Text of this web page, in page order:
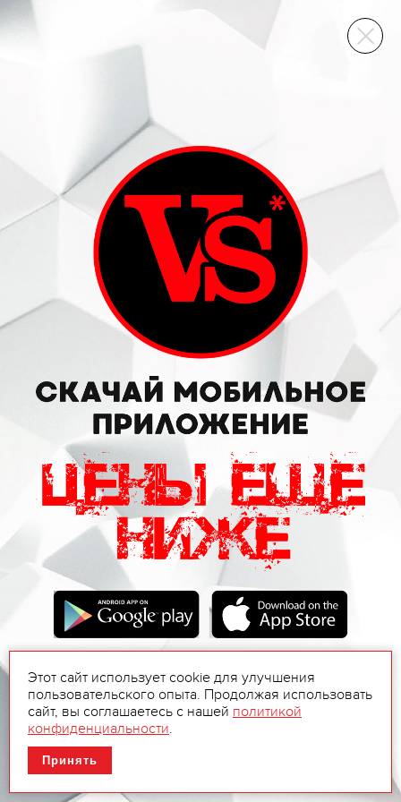
ВИННЫЙ СКЛАД
Этот сайт использует cookie для улучшения
пользовательского опыта. Продолжая использовать
сайт, вы соглашаетесь с нашей политикой
конфиденциальности.
Принять